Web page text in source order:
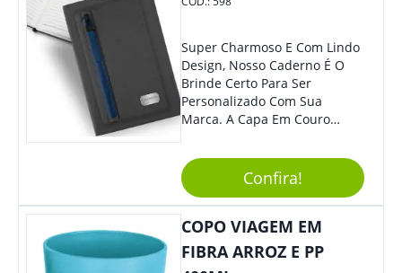
Super Charmoso E Com Lindo
Design, Nosso Caderno É O
Brinde Certo Para Ser
Personalizado Com Sua
Marca. A Capa Em Couro
Elástico Permite Maior
Segurança Ao Carregá-Lo.
Ofereça A Seus Clientes E
Colaboradores, Sem Dúvidas
Eles Irão Adorar.
Confira!
COPO VIAGEM EM
FIBRA ARROZ E PP